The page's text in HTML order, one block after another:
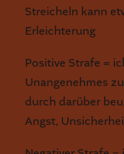
Streicheln kann
Erleichterung
Positive Strafe =
Unangenehmes
durch darüber
Angst,